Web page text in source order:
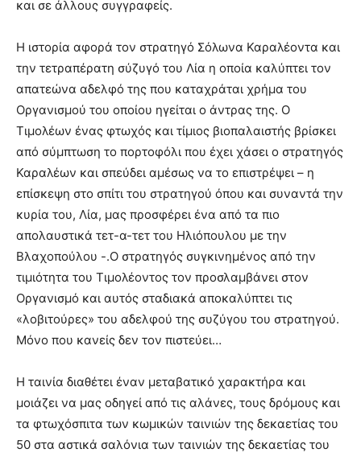
και σε άλλους συγγραφείς.
Η ιστορία αφορά τον στρατηγό Σόλωνα Καραλέοντα και
την τετραπέρατη σύζυγό του Λία η οποία καλύπτει τον
απατεώνα αδελφό της που καταχράται χρήμα του
Οργανισμού του οποίου ηγείται ο άντρας της. Ο
Τιμολέων ένας φτωχός και τίμιος βιοπαλαιστής βρίσκει
από σύμπτωση το πορτοφόλι που έχει χάσει ο στρατηγός
Καραλέων και σπεύδει αμέσως να το επιστρέψει – η
επίσκεψη στο σπίτι του στρατηγού όπου και συναντά την
κυρία του, Λία, μας προσφέρει ένα από τα πιο
απολαυστικά τετ-α-τετ του Ηλιόπουλου με την
Βλαχοπούλου -.Ο στρατηγός συγκινημένος από την
τιμιότητα του Τιμολέοντος τον προσλαμβάνει στον
Οργανισμό και αυτός σταδιακά αποκαλύπτει τις
«λοβιτούρες» του αδελφού της συζύγου του στρατηγού.
Μόνο που κανείς δεν τον πιστεύει…
Η ταινία διαθέτει έναν μεταβατικό χαρακτήρα και
μοιάζει να μας οδηγεί από τις αλάνες, τους δρόμους και
τα φτωχόσπιτα των κωμικών ταινιών της δεκαετίας του
50 στα αστικά σαλόνια των ταινιών της δεκαετίας του